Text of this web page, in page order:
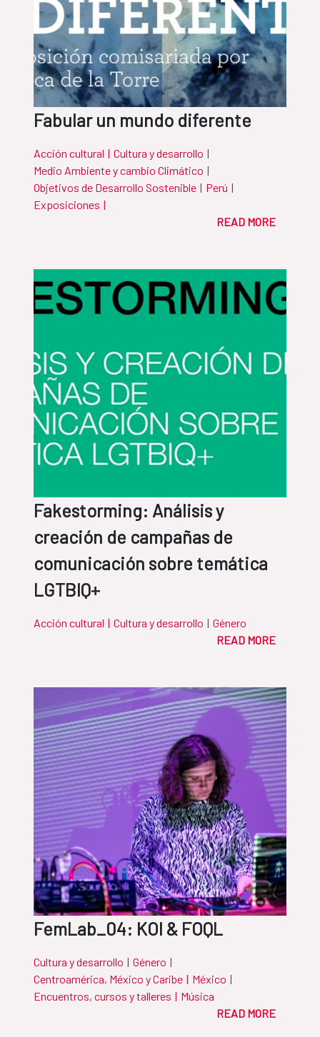
Fabular un mundo diferente
Acción cultural | Cultura y desarrollo |
Medio Ambiente y cambio Climático |
Objetivos de Desarrollo Sostenible | Perú |
Exposiciones |
READ MORE
Fakestorming: Análisis y
creación de campañas de
comunicación sobre temática
LGTBIQ+
Acción cultural | Cultura y desarrollo | Género
READ MORE
FemLab_04: KOI & FOQL
Cultura y desarrollo | Género |
Centroamérica, México y Caribe | México |
Encuentros, cursos y talleres | Música
READ MORE